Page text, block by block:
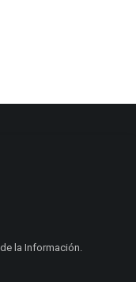
la Información.